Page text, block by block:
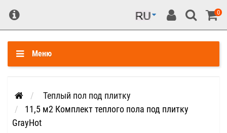
0
Меню
Теплый пол под плитку
11,5 м2 Комплект теплого пола под плитку
GrayHot